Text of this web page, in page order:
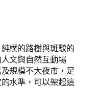
樸的路樹與斑駁的
文與自然互動場
規模不大夜市，足
水準，可以架起這